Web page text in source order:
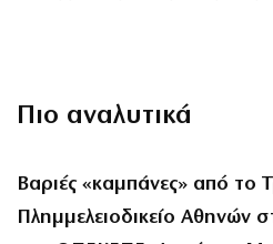
Πιο αναλυτικά
Βαριές «καμπάνες» από το
Πλημμελειοδικείο Αθηνών